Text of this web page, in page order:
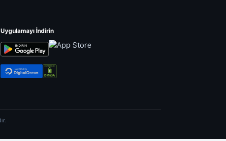
Uygulamayı İndirin